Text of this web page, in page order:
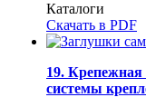
Каталоги
Скачать в PDF
19.
системы